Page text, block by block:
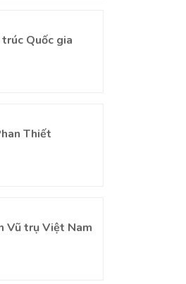
Quốc gia
Thiết
Vũ trụ Việt Nam